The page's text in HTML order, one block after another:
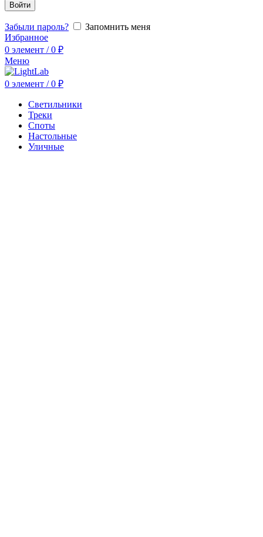
Войти
Забыли пароль?
Запомнить меня
Избранное
0 элемент / 0 ₽
Меню
0 элемент / 0 ₽
Cветильники
Треки
Споты
Настольные
Уличные